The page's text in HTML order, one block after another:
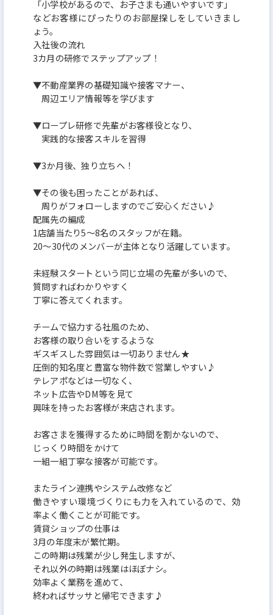
「小学校があるので、お子さまも通いやすいです」
などお客様にぴったりのお部屋探しをしていきまし
ょう。
入社後の流れ
3カ月の研修でステップアップ！
▼不動産業界の基礎知識や接客マナー、
周辺エリア情報等を学びます
▼ロープレ研修で先輩がお客様役となり、
実践的な接客スキルを習得
▼3か月後、独り立ちへ！
▼その後も困ったことがあれば、
周りがフォローしますのでご安心ください♪
配属先の編成
1店舗当たり5～8名のスタッフが在籍。
20～30代のメンバーが主体となり活躍しています。
未経験スタートという同じ立場の先輩が多いので、
質問すればわかりやすく
丁寧に答えてくれます。
チームで協力する社風のため、
お客様の取り合いをするような
ギスギスした雰囲気は一切ありません★
圧倒的知名度と豊富な物件数で営業しやすい♪
テレアポなどは一切なく、
ネット広告やDM等を見て
興味を持ったお客様が来店されます。
お客さまを獲得するために時間を割かないので、
じっくり時間をかけて
一組一組丁寧な接客が可能です。
またライン連携やシステム改修など
働きやすい環境づくりにも力を入れているので、効
率よく働くことが可能です。
賃貸ショップの仕事は
3月の年度末が繁忙期。
この時期は残業が少し発生しますが、
それ以外の時期は残業はほぼナシ。
効率よく業務を進めて、
終わればサッサと帰宅できます♪